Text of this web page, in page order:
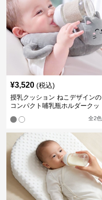
¥3,520 (税込)
授乳クッション ねこデザインの
コンパクト哺乳瓶ホルダークッ
全2色